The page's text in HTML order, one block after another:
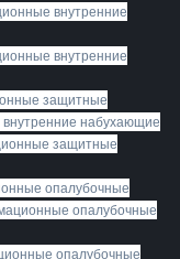
внутренние
внутренние
защитные
набухающие
защитные
опалубочные
опалубочные
опалубочные